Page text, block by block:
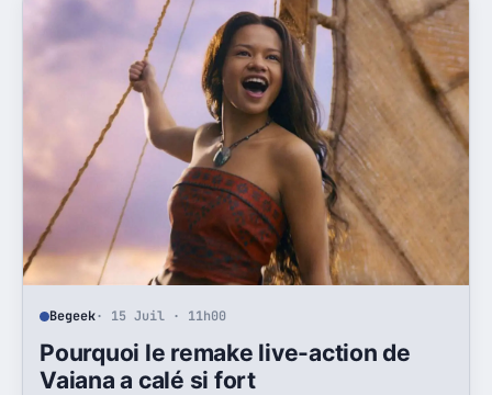
Begeek· 15 Juil · 11h00
Pourquoi le remake live-action de
Vaiana a calé si fort